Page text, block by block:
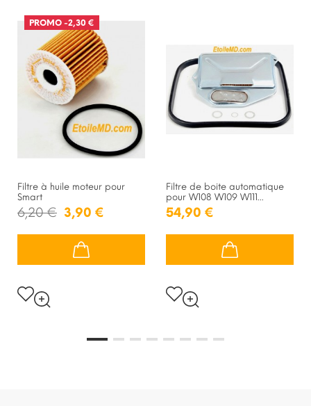
PROMO -2,30 €
Filtre à huile moteur pour
Smart
6,20 € 3,90 €
Filtre de boite automatique
pour W108 W109 W111...
54,90 €